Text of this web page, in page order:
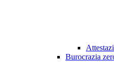
Burocrazia